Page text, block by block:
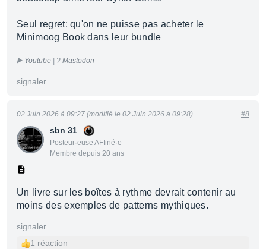
Seul regret: qu'on ne puisse pas acheter le
Minimoog Book dans leur bundle
▶️ Youtube | ? Mastodon
signaler
sbn 31
Posteur·euse AFfiné·e
Membre depuis 20 ans
02 Juin 2026 à 09:27 (modifié le 02 Juin 2026 à 09:28) #8
Un livre sur les boîtes à rythme devrait contenir au
moins des exemples de patterns mythiques.
signaler
1 réaction